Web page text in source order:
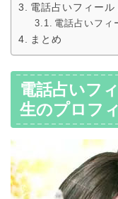
電話占いフィール
電話占いフィ
まとめ
電話占いフ
生のプロフ